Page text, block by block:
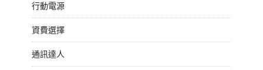
行動電源
資費選擇
通訊達人